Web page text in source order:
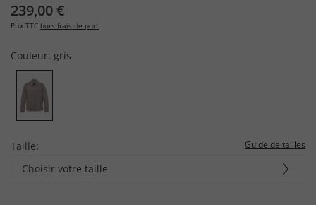
239,00 €
Prix TTC hors frais de port
Couleur: gris
Taille: Guide de tailles
Choisir votre taille